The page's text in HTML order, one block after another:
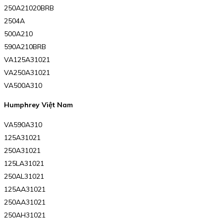
250A21020BRB
2504A
500A210
590A210BRB
VA125A31021
VA250A31021
VA500A310
Humphrey Việt Nam
VA590A310
125A31021
250A31021
125LA31021
250AL31021
125AA31021
250AA31021
250AH31021